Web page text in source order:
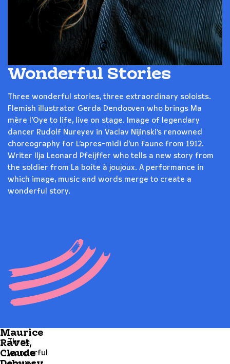
Wonderful Stories
Three wonderful stories, three extraordinary soloists.
Flemish illustrator Gerda Dendooven who brings Ma
mère l’Oye to life, live on stage. Image of legendary
dancer Rudolf Nureyev in Vaclav Nijinski’s renowned
choreography for L’apres-midi d’un faune from 1912.
Writer Ilja Leonard Pfeijffer who tells a new story from
the soldier from La boîte à joujoux. A performance in
which image, music and words merge to create a
wonderful story.
Maurice
Ravel,
Claude
Three
wonderful